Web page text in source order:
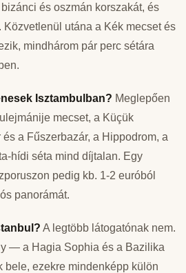
és oszmán korszakát, és
utána a Kék mecset és
mindhárom pár perc sétára
Isztambulban? Meglepően
mecset, a Küçük
a Fűszerbazár, a Hippodrom, a
hídi séta mind díjtalan. Egy
pedig kb. 1-2 euróból
panorámát.
A legtöbb látogatónak nem.
— a Hagia Sophia és a Bazilika
ezekre mindenképp külön